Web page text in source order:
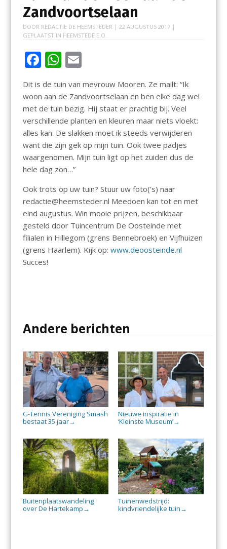
Zandvoortselaan
DOOR REDACTIE DE HEEMSTEDER | 22 AUGUSTUS 2017|
GEPLAATST IN HEEMSTEDE E.O.
F
ac
e
b
o
o
k
W
at
s
A
p
p
E
ai
l
Dit is de tuin van mevrouw Mooren. Ze mailt: “Ik
woon aan de Zandvoortselaan en ben elke dag wel
met de tuin bezig. Hij staat er prachtig bij. Veel
verschillende planten en kleuren maar niets vloekt:
alles kan. De slakken moet ik steeds verwijderen
want die zijn gek op mijn tuin. Ook twee padjes
waargenomen. Mijn tuin ligt op het zuiden dus de
hele dag zon…”
Ook trots op uw tuin? Stuur uw foto(’s) naar
redactie@heemsteder.nl Meedoen kan tot en met
eind augustus. Win mooie prijzen, beschikbaar
gesteld door Tuincentrum De Oosteinde met
filialen in Hillegom (grens Bennebroek) en Vijfhuizen
(grens Haarlem). Kijk op: www.deoosteinde.nl
Succes!
Andere berichten
G-Tennis Vereniging Smash
bestaat 35 jaar→
Nieuwe inspiratie in
‘Kleinste Museum’→
Buitenplaatswandeling
over De Hartekamp →
Tuinenwedstrijd:
kindvriendelijke tuin →